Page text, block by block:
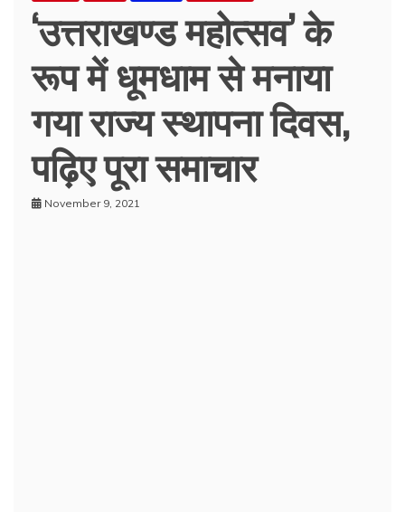
‘उत्तराखण्ड महोत्सव’ के
रूप में धूमधाम से मनाया
गया राज्य स्थापना दिवस,
पढ़िए पूरा समाचार
November 9, 2021